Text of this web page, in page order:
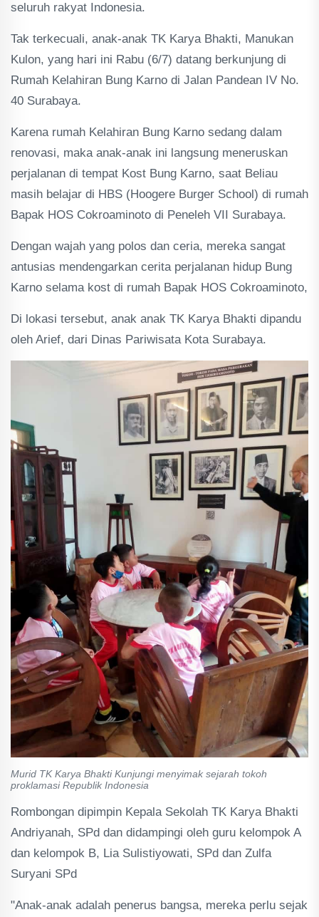
seluruh rakyat Indonesia.
Tak terkecuali, anak-anak TK Karya Bhakti, Manukan
Kulon, yang hari ini Rabu (6/7) datang berkunjung di
Rumah Kelahiran Bung Karno di Jalan Pandean IV No.
40 Surabaya.
Karena rumah Kelahiran Bung Karno sedang dalam
renovasi, maka anak-anak ini langsung meneruskan
perjalanan di tempat Kost Bung Karno, saat Beliau
masih belajar di HBS (Hoogere Burger School) di rumah
Bapak HOS Cokroaminoto di Peneleh VII Surabaya.
Dengan wajah yang polos dan ceria, mereka sangat
antusias mendengarkan cerita perjalanan hidup Bung
Karno selama kost di rumah Bapak HOS Cokroaminoto,
Di lokasi tersebut, anak anak TK Karya Bhakti dipandu
oleh Arief, dari Dinas Pariwisata Kota Surabaya.
Murid TK Karya Bhakti Kunjungi menyimak sejarah tokoh
proklamasi Republik Indonesia
Rombongan dipimpin Kepala Sekolah TK Karya Bhakti
Andriyanah, SPd dan didampingi oleh guru kelompok A
dan kelompok B, Lia Sulistiyowati, SPd dan Zulfa
Suryani SPd
"Anak-anak adalah penerus bangsa, mereka perlu sejak